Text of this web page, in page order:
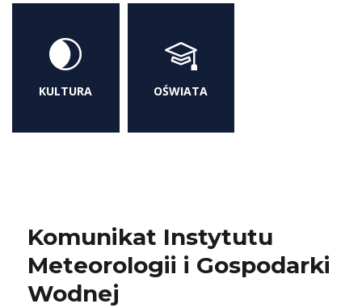
KULTURA OŚWIATA
Komunikat Instytutu
Meteorologii i Gospodarki
Wodnej